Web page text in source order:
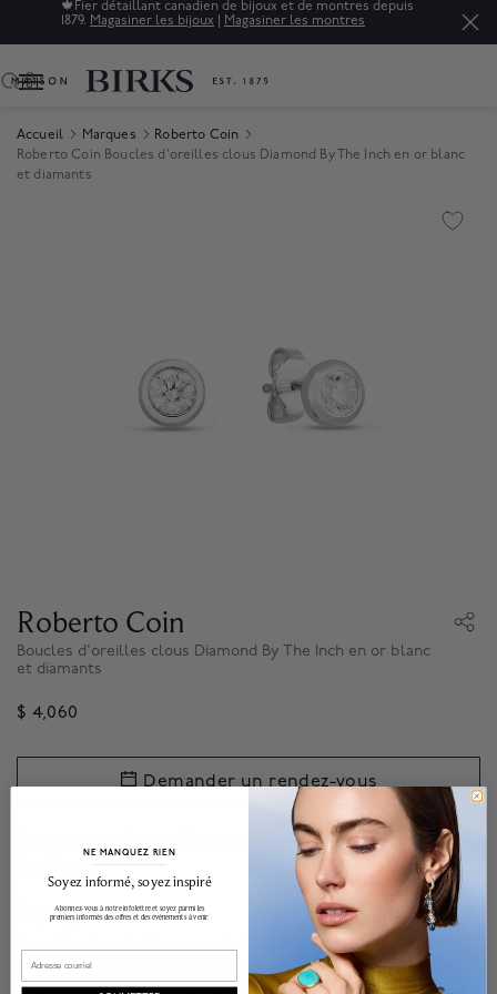
🍁 Fier détaillant canadien de bijoux et de montres depuis
1879. Magasiner les bijoux Magasiner les montres
0
Accueil Marques
Roberto Coin
Roberto Coin Boucles d'oreilles clous Diamond By The Inch en or blanc
et diamants
Roberto Coin
Boucles d'oreilles clous Diamond By The Inch en or blanc
et diamants
$ 4,060
Demander un rendez-vous
À propos de
La collection de diamants de Roberto Coin brille par sa
passion pour la création de magnifiques bijoux. Diamonds by
the Inch, ces pierres serties évoquent la féminité -
NE MANQUEZ RIEN
Soyez informé, soyez inspiré
Abonnez-vous à notre infolettre et soyez parmi les
premiers informés des offres et des événements à venir.